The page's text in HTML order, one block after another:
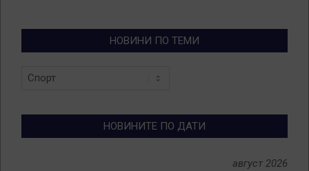
НОВИНИ ПО ТЕМИ
Новини
НОВИНИТЕ ПО ДАТИ
август 2026